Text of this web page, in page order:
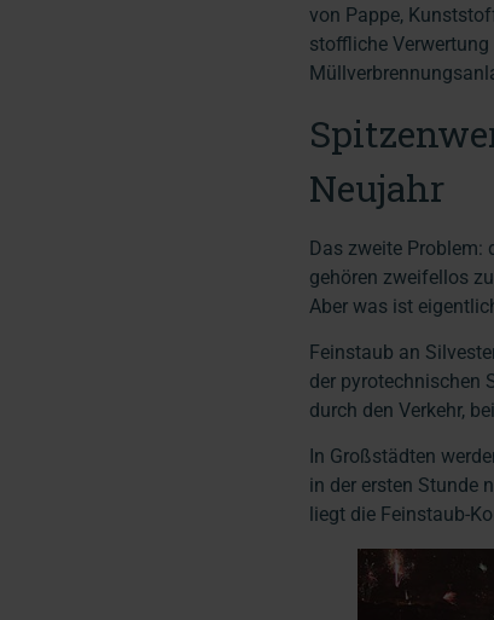
von Pappe,
stoffliche
Neujahr
Das zweite Problem:
gehören zweifellos
Aber was ist
Feinstaub an
der pyrotechnischen
durch den Verkehr,
In Großstädten
in der ersten Stunde
liegt die Feinstaub-